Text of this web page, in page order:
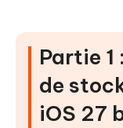
27
#1. Décharger
#2. Vider le
Partie 1
de
iOS 27